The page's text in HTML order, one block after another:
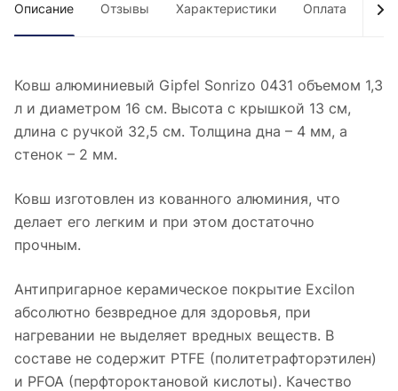
Описание Отзывы Характеристики Оплата
Ковш алюминиевый Gipfel Sonrizo 0431 объемом 1,3
л и диаметром 16 см. Высота с крышкой 13 см,
длина с ручкой 32,5 см. Толщина дна – 4 мм, а
стенок – 2 мм.
Ковш изготовлен из кованного алюминия, что
делает его легким и при этом достаточно
прочным.
Антипригарное керамическое покрытие Excilon
абсолютно безвредное для здоровья, при
нагревании не выделяет вредных веществ. В
составе не содержит PTFE (политетрафторэтилен)
и PFOA (перфтороктановой кислоты). Качество